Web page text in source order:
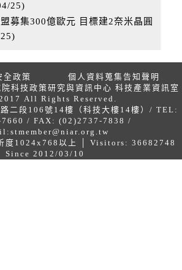
25)
募集300億歐元 目標建2奈米晶圓
)
全政策
個人資料蒐集告知聲明
科技政策研究與資訊中心 科技產業資訊室
All Rights Reserved.
二段106號14樓（科技大樓14樓）/ TEL:
/ FAX: (02)2737-7838 /
stmember@niar.org.tw
度1024x768以上 │ Visitors: 36682748
Since 2012/03/10